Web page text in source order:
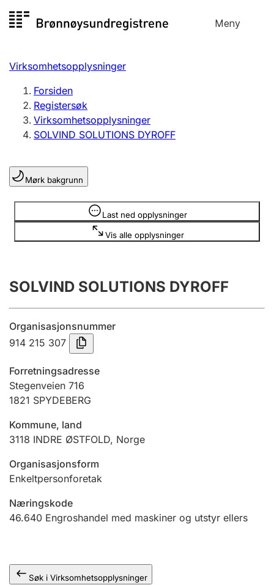
til
Meny
Registersøk
Aksjeselskap
Enkeltpersonforetak
Registrere, endre, slette
Lag og forening
Registrere, endre, slette
Årsregnskap
Innsending og forsinkelsesgebyr
Tinglysing
Jeger
Ektepaktveileder
Offentlig sektor
Virksomhetsopplysninger
Forsiden
Registersøk
Virksomhetsopplysninger
SOLVIND SOLUTIONS DYROFF
Mørk bakgrunn
Last ned opplysninger
Vis alle opplysninger
Opplysninger er skjult
SOLVIND SOLUTIONS DYROFF
Organisasjonsnummer
914 215 307
Forretningsadresse
Stegenveien 716
1821 SPYDEBERG
Kommune, land
3118 INDRE ØSTFOLD, Norge
Organisasjonsform
Enkeltpersonforetak
Næringskode
46.640 Engroshandel med maskiner og utstyr ellers
Søk i Virksomhetsopplysninger